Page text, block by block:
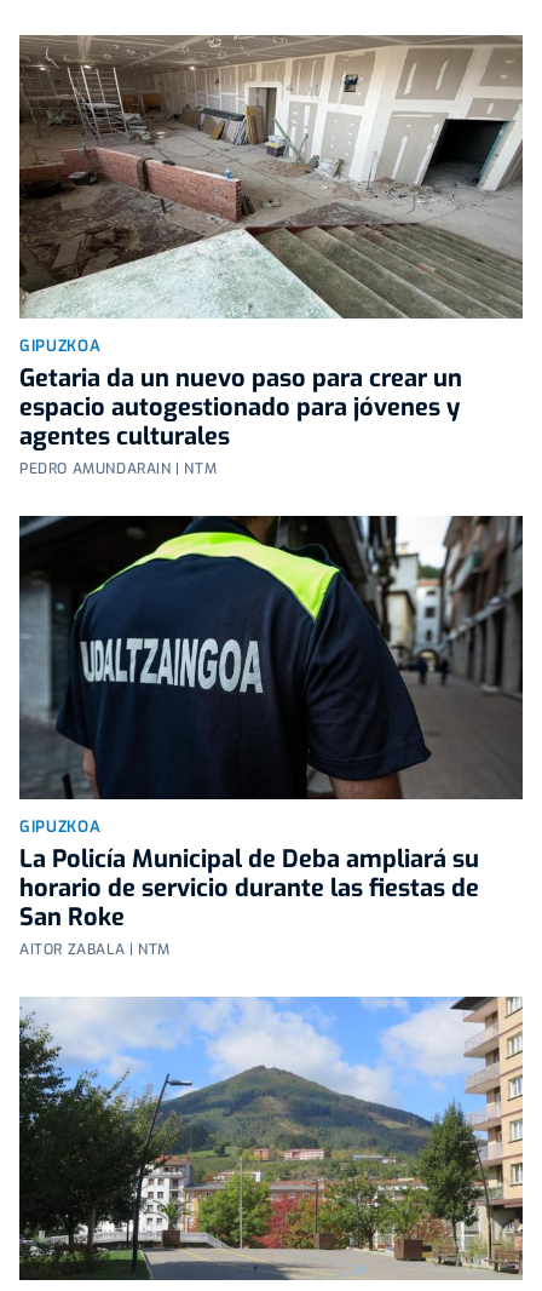
GIPUZKOA
Getaria da un nuevo paso para crear un
espacio autogestionado para jóvenes y
agentes culturales
PEDRO AMUNDARAIN | NTM
GIPUZKOA
La Policía Municipal de Deba ampliará su
horario de servicio durante las fiestas de
San Roke
AITOR ZABALA | NTM